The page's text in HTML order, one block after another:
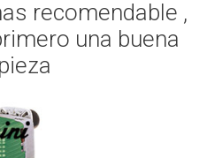
recomendable ,
una buena